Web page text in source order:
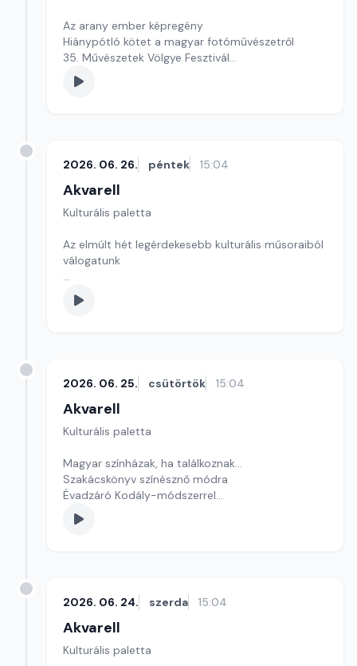
Az arany ember képregény
Hiánypótló kötet a magyar fotóművészetről
35. Művészetek Völgye Fesztivál
szerkesztő: Szentimrei Kristóf
2026. 06. 26. péntek 15:04
Akvarell
Kulturális paletta
Az elmúlt hét legérdekesebb kulturális műsoraiból
válogatunk
Szerkesztő: Gyarmathy Dóra
2026. 06. 25. csütörtök 15:04
Akvarell
Kulturális paletta
Magyar színházak, ha találkoznak…
Szakácskönyv színésznő módra
Évadzáró Kodály-módszerrel
Szerkesztő: Nagy György András
2026. 06. 24. szerda 15:04
Akvarell
Kulturális paletta